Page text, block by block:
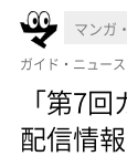
ガイド・ニュース
「第7
配信情